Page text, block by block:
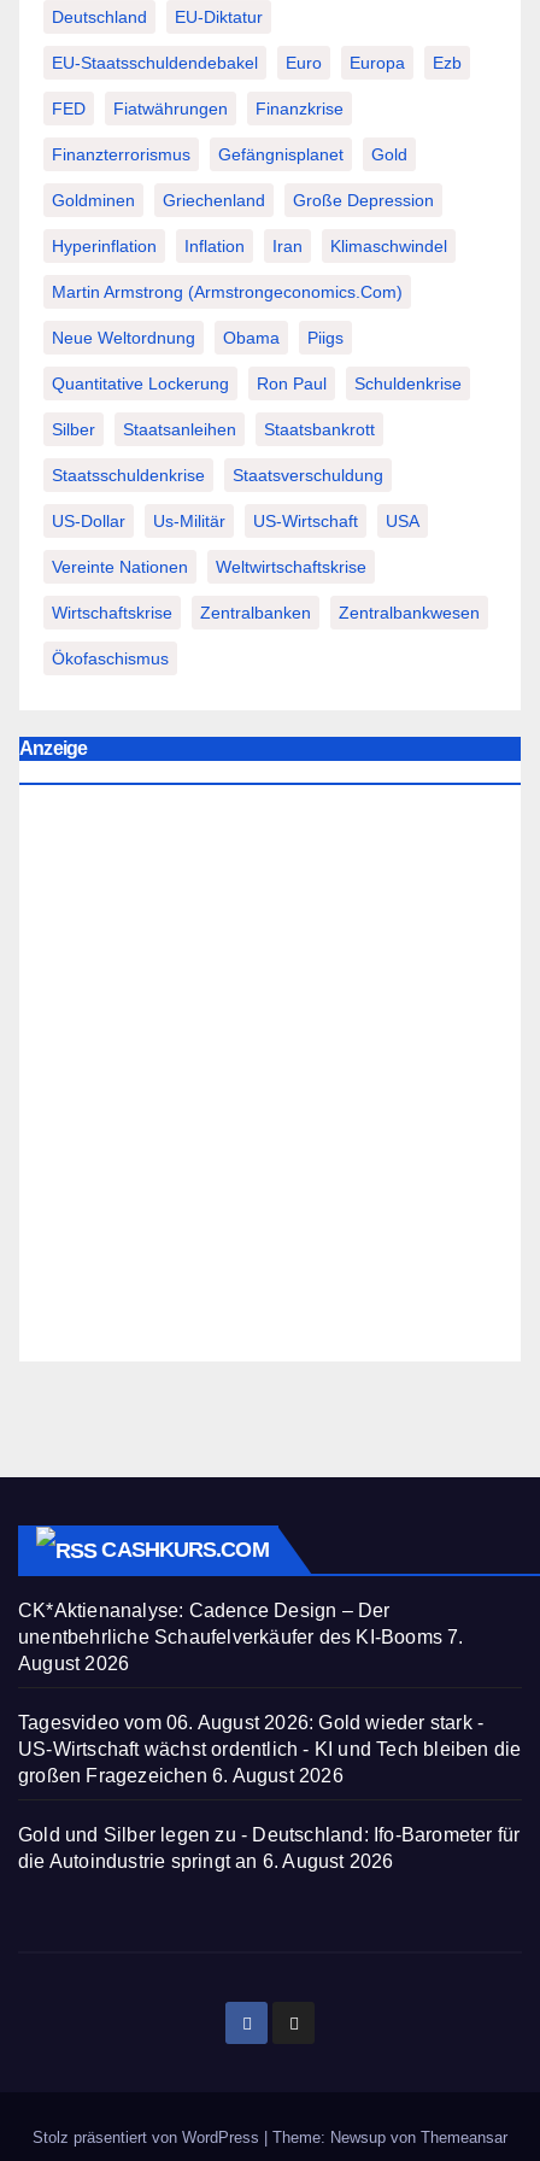
Deutschland EU-Diktatur
EU-Staatsschuldendebakel Euro Europa Ezb
FED Fiatwährungen Finanzkrise
Finanzterrorismus Gefängnisplanet Gold
Goldminen Griechenland Große Depression
Hyperinflation Inflation Iran Klimaschwindel
Martin Armstrong (Armstrongeconomics.com)
Neue Weltordnung Obama Piigs
Quantitative Lockerung Ron Paul Schuldenkrise
Silber Staatsanleihen Staatsbankrott
Staatsschuldenkrise Staatsverschuldung
US-Dollar Us-Militär US-Wirtschaft USA
Vereinte Nationen Weltwirtschaftskrise
Wirtschaftskrise Zentralbanken Zentralbankwesen
Ökofaschismus
Anzeige
CASHKURS.COM
CK*Aktienanalyse: Cadence Design – Der
unentbehrliche Schaufelverkäufer des KI-Booms 7.
August 2026
Tagesvideo vom 06. August 2026: Gold wieder stark -
US-Wirtschaft wächst ordentlich - KI und Tech bleiben die
großen Fragezeichen 6. August 2026
Gold und Silber legen zu - Deutschland: Ifo-Barometer für
die Autoindustrie springt an 6. August 2026
Stolz präsentiert von WordPress | Theme: Newsup von Themeansar